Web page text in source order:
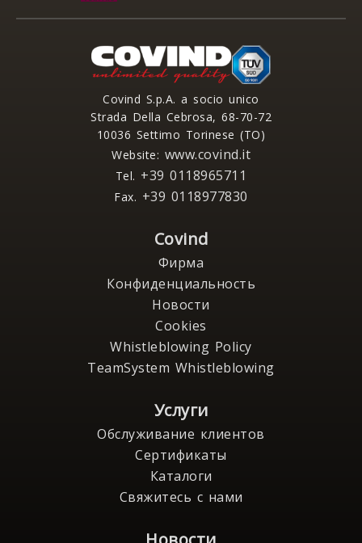
Covind S.p.A. a socio unico
Strada Della Cebrosa, 68-70-72
10036 Settimo Torinese (TO)
Website: www.covind.it
Tel. +39 0118965711
Fax. +39 0118977830
Covind
Фирма
Конфиденциальность
Новости
Cookies
Whistleblowing Policy
TeamSystem Whistleblowing
Услуги
Обслуживание клиентов
Сертификаты
Каталоги
Свяжитесь с нами